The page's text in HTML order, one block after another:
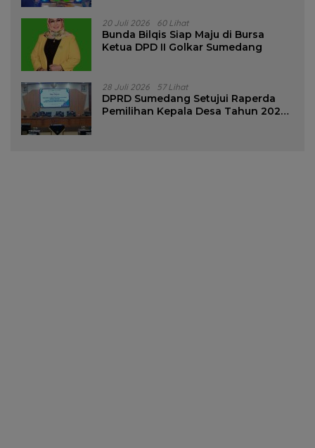
20 Juli 2026 60 Lihat
Bunda Bilqis Siap Maju di Bursa
Ketua DPD II Golkar Sumedang
28 Juli 2026 57 Lihat
DPRD Sumedang Setujui Raperda
Pemilihan Kepala Desa Tahun 2026